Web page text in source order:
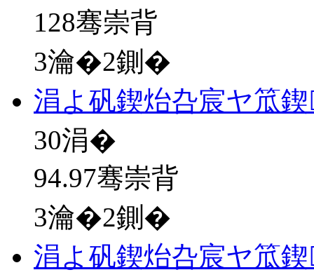
128骞崇背
3瀹�2鍘�
涓よ矾鍥炲叴宸ヤ笟
30涓�
94.97骞崇背
3瀹�2鍘�
涓よ矾鍥炲叴宸ヤ笟